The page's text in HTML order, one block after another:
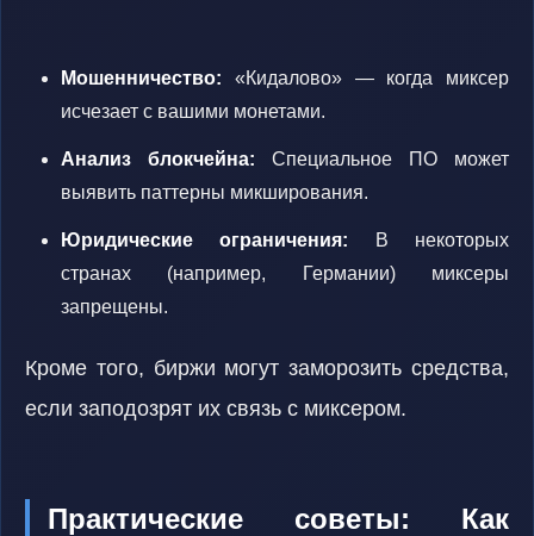
Мошенничество: «Кидалово» — когда миксер
исчезает с вашими монетами.
Анализ блокчейна: Специальное ПО может
выявить паттерны микширования.
Юридические ограничения: В некоторых
странах (например, Германии) миксеры
запрещены.
Кроме того, биржи могут заморозить средства,
если заподозрят их связь с миксером.
Практические советы: Как